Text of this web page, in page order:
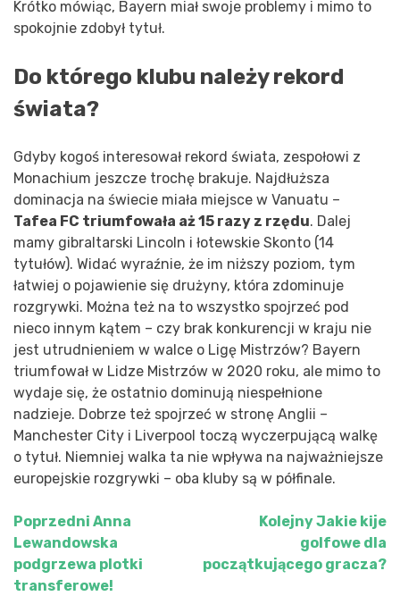
Krótko mówiąc, Bayern miał swoje problemy i mimo to
spokojnie zdobył tytuł.
Do którego klubu należy rekord
świata?
Gdyby kogoś interesował rekord świata, zespołowi z
Monachium jeszcze trochę brakuje. Najdłuższa
dominacja na świecie miała miejsce w Vanuatu –
Tafea FC triumfowała aż 15 razy z rzędu. Dalej
mamy gibraltarski Lincoln i łotewskie Skonto (14
tytułów). Widać wyraźnie, że im niższy poziom, tym
łatwiej o pojawienie się drużyny, która zdominuje
rozgrywki. Można też na to wszystko spojrzeć pod
nieco innym kątem – czy brak konkurencji w kraju nie
jest utrudnieniem w walce o Ligę Mistrzów? Bayern
triumfował w Lidze Mistrzów w 2020 roku, ale mimo to
wydaje się, że ostatnio dominują niespełnione
nadzieje. Dobrze też spojrzeć w stronę Anglii –
Manchester City i Liverpool toczą wyczerpującą walkę
o tytuł. Niemniej walka ta nie wpływa na najważniejsze
europejskie rozgrywki – oba kluby są w półfinale.
Nawigacja
wpisu
Poprzedni Anna
Lewandowska
podgrzewa plotki
transferowe!
KolejnyJakie kije
golfowe dla
początkującego gracza?